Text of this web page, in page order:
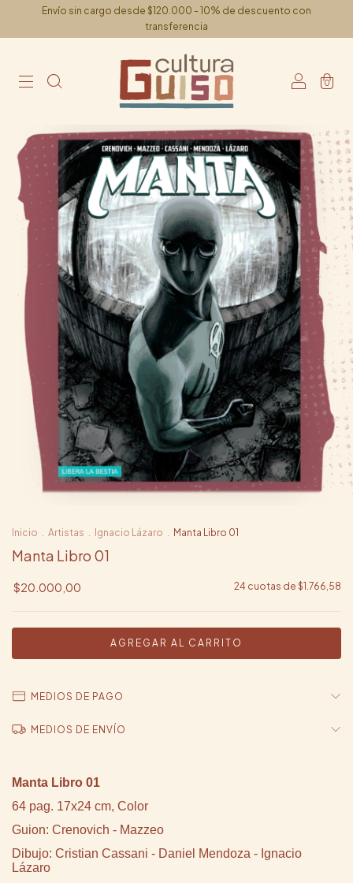
Envío sin cargo desde $120.000 - 10% de descuento con
transferencia
0
Inicio Artistas Ignacio Lázaro Manta Libro 01
Manta Libro 01
$20.000,00 24 cuotas de $1.766,58
MEDIOS DE PAGO
MEDIOS DE ENVÍO
Manta Libro 01
64 pag. 17x24 cm, Color
Guion: Crenovich - Mazzeo
Dibujo: Cristian Cassani - Daniel Mendoza - Ignacio
Lázaro